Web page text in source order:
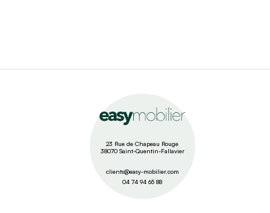
23 Rue de Chapeau Rouge
38070 Saint-Quentin-Fallavier
clients@easy-mobilier.com
04 74 94 65 88